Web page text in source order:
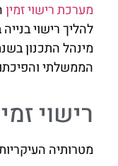
מערכת רישוי זמין
להליך רישוי
הממשלתי והפיכתו
רישוי
מטרותיה